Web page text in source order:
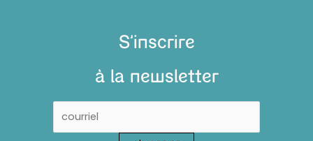
S'inscrire
à la newsletter